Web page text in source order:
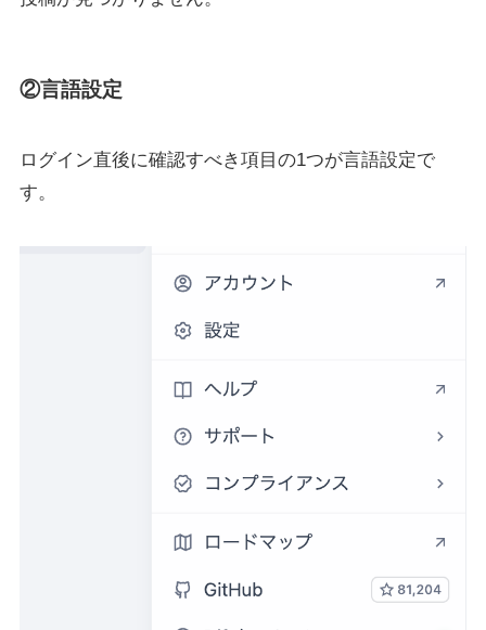
②言語設定
ログイン直後に確認すべき項目の1つが言語設定で
す。